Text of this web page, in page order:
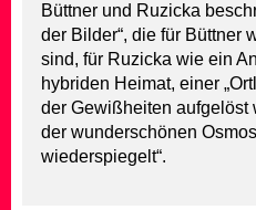
Büttner und Ruzicka
der Bilder“, die für Büttner
sind, für Ruzicka wie ein
hybriden Heimat, einer
der Gewißheiten aufgelöst
der wunderschönen
wiederspiegelt“.